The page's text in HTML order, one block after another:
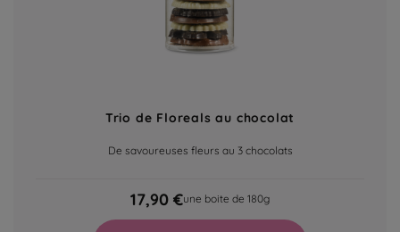
Trio de Floreals au chocolat
De savoureuses fleurs au 3 chocolats
17,90 €une boite de 180g